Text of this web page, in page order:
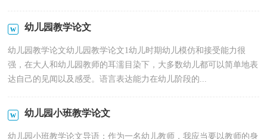
幼儿园教学论文
幼儿园教学论文幼儿园教学论文1幼儿时期幼儿模仿和接受能力很
强，在大人和幼儿园教师的耳濡目染下，大多数幼儿都可以简单地表
达自己的见闻以及感受。语言表达能力在幼儿阶段的...
幼儿园小班教学论文
幼儿园小班教学论文导语：作为一名幼儿教师，我应当要以教师的身